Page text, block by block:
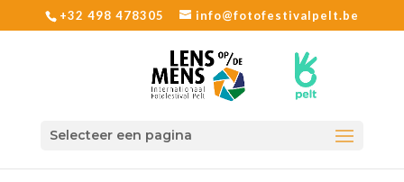
+32 498 478305 info@fotofestivalpelt.be
Selecteer een pagina